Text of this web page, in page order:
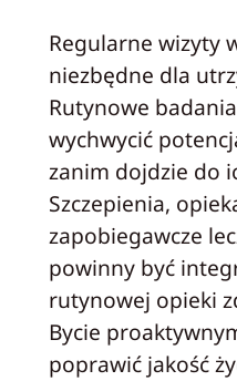
Regularne wizyty
niezbędne dla
Rutynowe
wychwycić
zanim dojdzie do
Szczepienia,
zapobiegawcze
powinny być
rutynowej opieki
Bycie
poprawić jakość